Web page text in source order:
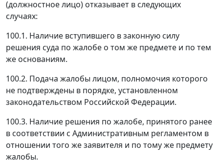
(должностное лицо) отказывает в следующих
случаях:
100.1. Наличие вступившего в законную силу
решения суда по жалобе о том же предмете и по тем
же основаниям.
100.2. Подача жалобы лицом, полномочия которого
не подтверждены в порядке, установленном
законодательством Российской Федерации.
100.3. Наличие решения по жалобе, принятого ранее
в соответствии с Административным регламентом в
отношении того же заявителя и по тому же предмету
жалобы.